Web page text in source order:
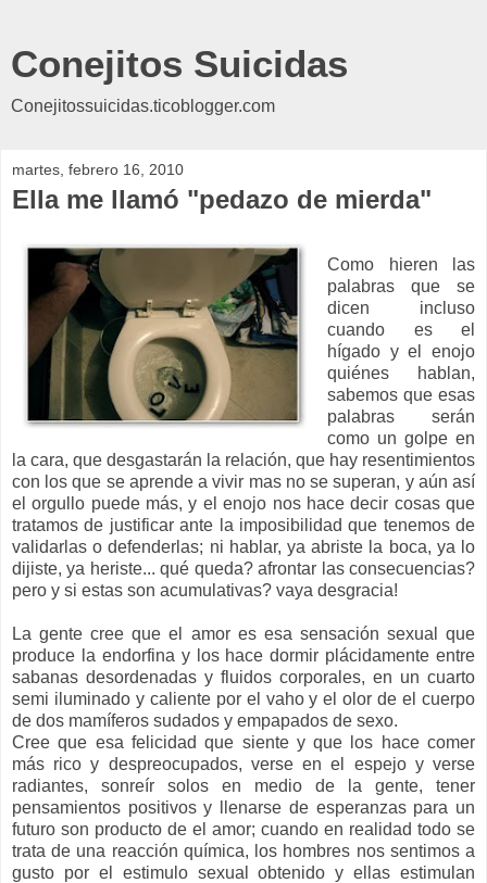
Conejitos Suicidas
Conejitossuicidas.ticoblogger.com
martes, febrero 16, 2010
Ella me llamó "pedazo de mierda"
Como hieren las
palabras que se
dicen incluso
cuando es el
hígado y el enojo
quiénes hablan,
sabemos que esas
palabras serán
como un golpe en
la cara, que desgastarán la relación, que hay resentimientos
con los que se aprende a vivir mas no se superan, y aún así
el orgullo puede más, y el enojo nos hace decir cosas que
tratamos de justificar ante la imposibilidad que tenemos de
validarlas o defenderlas; ni hablar, ya abriste la boca, ya lo
dijiste, ya heriste... qué queda? afrontar las consecuencias?
pero y si estas son acumulativas? vaya desgracia!
La gente cree que el amor es esa sensación sexual que
produce la endorfina y los hace dormir plácidamente entre
sabanas desordenadas y fluidos corporales, en un cuarto
semi iluminado y caliente por el vaho y el olor de el cuerpo
de dos mamíferos sudados y empapados de sexo.
Cree que esa felicidad que siente y que los hace comer
más rico y despreocupados, verse en el espejo y verse
radiantes, sonreír solos en medio de la gente, tener
pensamientos positivos y llenarse de esperanzas para un
futuro son producto de el amor; cuando en realidad todo se
trata de una reacción química, los hombres nos sentimos a
gusto por el estimulo sexual obtenido y ellas estimulan